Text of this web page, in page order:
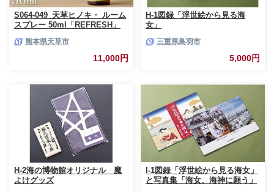
S064-049_天草ヒノキ・ ルーム
スプレー 50ml「REFRESH」
熊本県天草市
11,000円
H-1図録「浮世絵から見る海
女」
三重県鳥羽市
5,000円
H-2海の博物館オリジナル 魔
よけグッズ
I-1図録「浮世絵から見る海女」
と写真集「海女、海神に願う」